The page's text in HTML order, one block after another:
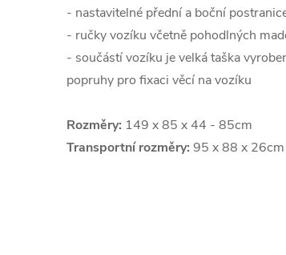
- nastavitelné přední a boční
- ručky vozíku včetně pohodlných
- součástí vozíku je velká taška
popruhy pro fixaci věcí na vozíku
Rozměry: 149 x 85 x 44 - 85cm
Transportní rozměry: 95 x 88 x 26cm